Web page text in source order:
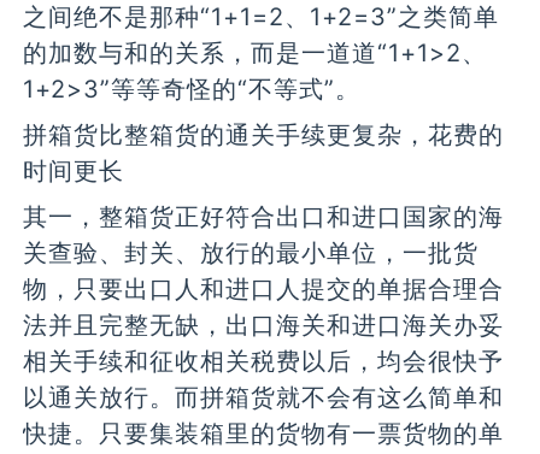
之间绝不是那种“1+1=2、1+2=3”之类简单
的加数与和的关系，而是一道道“1+1>2、
1+2>3”等等奇怪的“不等式”。
拼箱货比整箱货的通关手续更复杂，花费的
时间更长
其一，整箱货正好符合出口和进口国家的海
关查验、封关、放行的最小单位，一批货
物，只要出口人和进口人提交的单据合理合
法并且完整无缺，出口海关和进口海关办妥
相关手续和征收相关税费以后，均会很快予
以通关放行。而拼箱货就不会有这么简单和
快捷。只要集装箱里的货物有一票货物的单